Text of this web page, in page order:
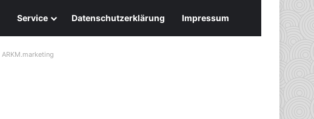
Service Datenschutzerklärung Impressum
ARKM.marketing